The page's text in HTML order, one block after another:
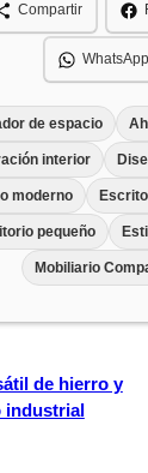
Compartir
WhatsApp
de espacio
interior
moderno
pequeño
Mobiliario
de hierro y
industrial